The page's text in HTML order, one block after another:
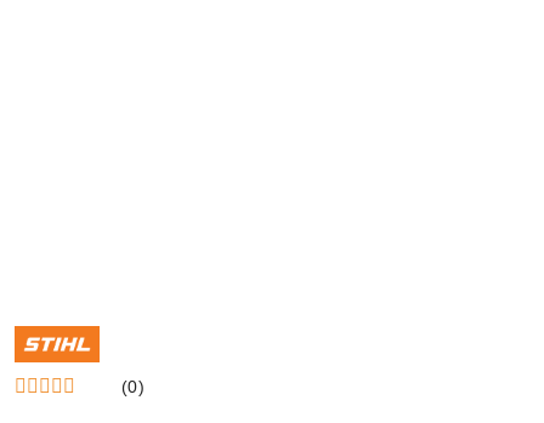
NAZWA
PRODUCENTA:
STIHL
(0)